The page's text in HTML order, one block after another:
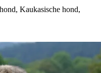
Kaukasische hond,